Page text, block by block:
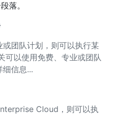
落。
团队计划，则可以执行某
可以使用免费、专业或团队
信息...
Cloud，则可以执